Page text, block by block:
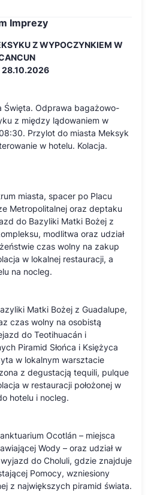
Imprezy
Z WYPOCZYNKIEM W
28.10.2026
Święta. Odprawa bagażowo-
z między lądowaniem w
Przylot do miasta Meksyk
w hotelu. Kolacja.
miasta, spacer po Placu
Metropolitalnej oraz deptaku
do Bazyliki Matki Bożej z
modlitwa oraz udział
czas wolny na zakup
w lokalnej restauracji, a
na nocleg.
Matki Bożej z Guadalupe,
czas wolny na osobistą
do Teotihuacán i
Piramid Słońca i Księżyca
w lokalnym warsztacie
z degustacją tequili, pulque
w restauracji położonej w
hotelu i nocleg.
Ocotlán – miejsca
Wody – oraz udział w
do Choluli, gdzie znajduje
Pomocy, wzniesiony
z największych piramid świata.